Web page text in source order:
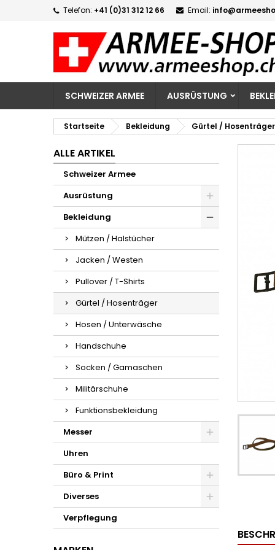
Telefon: +41 (0)31 312 12 66 Email:
SCHWEIZER ARMEE AUSRÜSTUNG
Startseite Bekleidung Gürtel / Hosenträger
ALLE ARTIKEL
Schweizer Armee
Ausrüstung
Bekleidung
Mützen / Halstücher
Jacken / Westen
Pullover / T-Shirts
Gürtel / Hosenträger
Hosen / Unterwäsche
Handschuhe
Socken / Gamaschen
Militärschuhe
Funktionsbekleidung
Messer
Uhren
Büro & Print
Diverses
Verpflegung
add_circle_outline